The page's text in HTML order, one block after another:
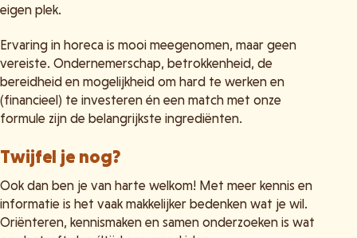
eigen plek.
Ervaring in horeca is mooi meegenomen, maar geen
vereiste. Ondernemerschap, betrokkenheid, de
bereidheid en mogelijkheid om hard te werken en
(financieel) te investeren én een match met onze
formule zijn de belangrijkste ingrediënten.
Twijfel je nog?
Ook dan ben je van harte welkom! Met meer kennis en
informatie is het vaak makkelijker bedenken wat je wil.
Oriënteren, kennismaken en samen onderzoeken is wat